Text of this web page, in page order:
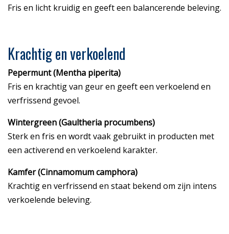
Fris en licht kruidig en geeft een balancerende beleving.
Krachtig en verkoelend
Pepermunt (Mentha piperita)
Fris en krachtig van geur en geeft een verkoelend en
verfrissend gevoel.
Wintergreen (Gaultheria procumbens)
Sterk en fris en wordt vaak gebruikt in producten met
een activerend en verkoelend karakter.
Kamfer (Cinnamomum camphora)
Krachtig en verfrissend en staat bekend om zijn intens
verkoelende beleving.